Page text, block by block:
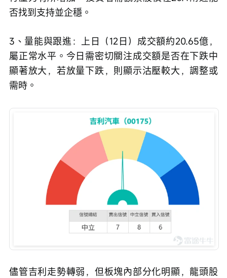
否找到支持並企穩。
3、量能與跟進：上日（12日）成交額約20.65億，
屬正常水平。今日需密切關注成交額是否在下跌中
顯著放大，若放量下跌，則顯示沽壓較大，調整或
需時。
儘管吉利走勢轉弱，但板塊內部分化明顯，龍頭股